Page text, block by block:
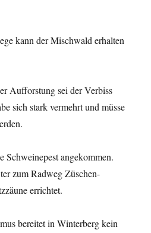
kann der Mischwald erhalten
Aufforstung sei der Verbiss
sich stark vermehrt und müsse
angekommen.
zum Radweg Züschen-
errichtet.
bereitet in Winterberg kein